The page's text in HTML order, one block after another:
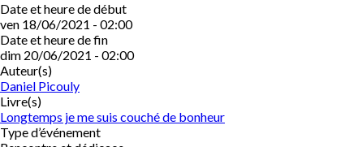
Date et heure de début
ven 18/06/2021 - 02:00
Date et heure de fin
dim 20/06/2021 - 02:00
Auteur(s)
Daniel Picouly
Livre(s)
Longtemps je me suis couché de bonheur
Type d’événement